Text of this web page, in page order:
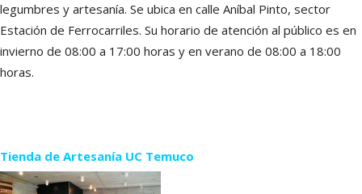
legumbres y artesanía. Se ubica en calle Aníbal Pinto, sector
Estación de Ferrocarriles. Su horario de atención al público es en
invierno de 08:00 a 17:00 horas y en verano de 08:00 a 18:00
horas.
Tienda de Artesanía UC Temuco